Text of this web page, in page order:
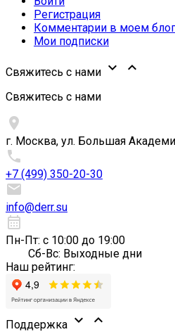
Регистрация
Комментарии в моем
Мои подписки
Свяжитесь с нами  
Свяжитесь с нами

г. Москва, ул. Большая

+7 (499) 350-20-30

info@derr.su
calendar_month
Пн-Пт: с 10:00 до 19:00
Сб-Вс: Выходные дни
Наш рейтинг:
Поддержка  